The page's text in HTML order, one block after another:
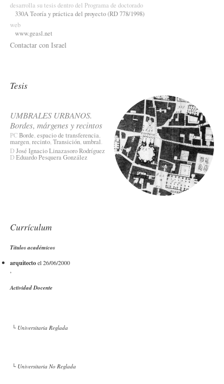
desarrolla su tesis dentro del Programa de doctorado
330A Teoría y práctica del proyecto (RD 778/1998)
web
www.geasl.net
Contactar con Israel
Tesis
UMBRALES URBANOS.
Bordes, márgenes y recintos
PCBorde, espacio de transferencia,
margen, recinto, Transición, umbral.
DJosé Ignacio Linazasoro Rodríguez
DEduardo Pesquera González
Currículum
Títulos académicos
arquitectoel 26/06/2000
,
Actividad Docente
└ Universitaria Reglada
└ Universitaria No Reglada